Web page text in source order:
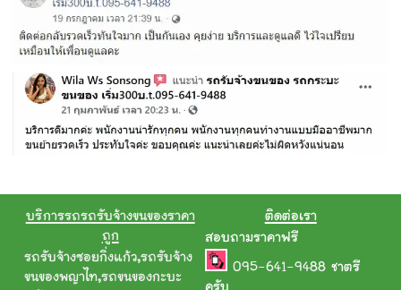
บริการรถรถรับจ้างขนของราคา
ถูก
รถรับจ้างซอยกิ่งแก้ว,รถรับจ้าง
ขนของพญาไท,รถขนของกะบะ
ติดต่อเรา
สอบถามราคาฟรี
095-641-9488 ชาตรี